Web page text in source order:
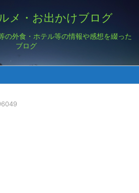
メ・お出かけブログ
の外食・ホテル等の情報や感想を綴った
ブログ